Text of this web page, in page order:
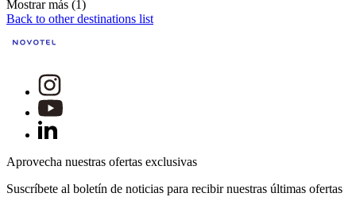
Mostrar más (1)
Back to other destinations list
Aprovecha nuestras ofertas exclusivas
Suscríbete al boletín de noticias para recibir nuestras últimas ofertas